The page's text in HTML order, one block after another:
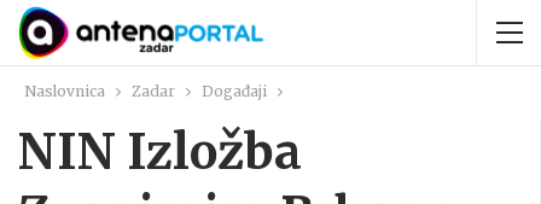
Naslovnica Zadar Događaji
NIN Izložba